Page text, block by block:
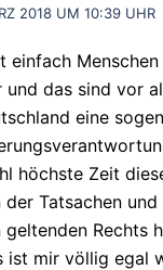
2018 UM 10:39 UHR
einfach
und das sind vor
eine
höchste Zeit
der Tatsachen
geltenden Rechts
ist mir völlig egal